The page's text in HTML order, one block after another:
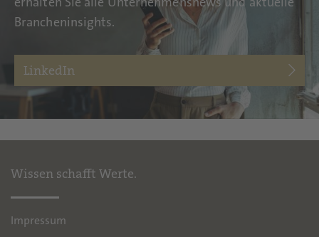
erhalten Sie alle Unternehmensnews und aktuelle
Brancheninsights.
LinkedIn
Wissen schafft Werte.
Impressum